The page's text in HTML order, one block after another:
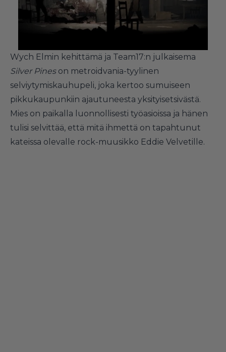
Wych Elmin kehittämä ja Team17:n julkaisema
Silver Pineson metroidvania-tyylinen
selviytymiskauhupeli, joka kertoo sumuiseen
pikkukaupunkiin ajautuneesta yksityisetsivästä.
Mies on paikalla luonnollisesti työasioissa ja hänen
tulisi selvittää, että mitä ihmettä on tapahtunut
kateissa olevalle rock-muusikko Eddie Velvetille.